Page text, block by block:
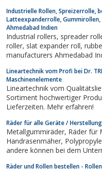
Industrielle Rollen, Spreizerrolle,
Latteexpanderrolle,
Ahmedabad Indien
Industrial rollers, spreader roller, curve bar expander, bowed
roller, slat expander roll, rubber rollers, colling rollers
manufacturers Ahmedabad
Lineartechnik vom Profi bei Dr.
Maschinenelemente
Lineartechnik vom
Sortiment hochwertiger Produkte, kompetente Beratung
Lieferzeiten. Mehr erfahren!
Räder für alle Geräte /
Metallgummiräder, Räder für Mülltonnen, Kunststoffräder für
Handrasenmäher, Polypropylenräder, Möbelräder und viele
andere können bei dem
Räder und Rollen bestellen -